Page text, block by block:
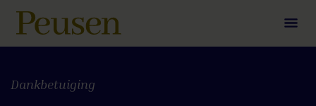
Dankbetuiging